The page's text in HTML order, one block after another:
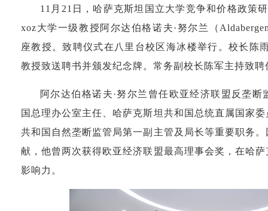
11月21日，哈萨克斯坦国立大学竞争和价格政策
xoz大学一级教授阿尔达伯格诺夫·努尔兰（
座教授。致聘仪式在八里台校区海冰楼举行。校长陈
教授致送聘书并颁发纪念牌。常务副校长陈军主持致聘
阿尔达伯格诺夫·努尔兰曾任欧亚经济联盟反垄
国总理办公室主任、哈萨克斯坦共和国总统直属国家
共和国自然垄断监管局第一副主管及局长等重要职务
献，他曾两次获得欧亚经济联盟最高理事会奖，在哈
影响力。